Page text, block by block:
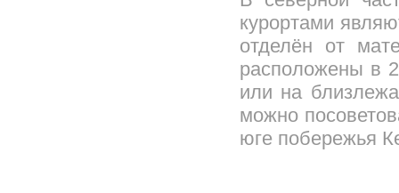
курортами
отделён от
расположены в
или на
можно
юге побережья